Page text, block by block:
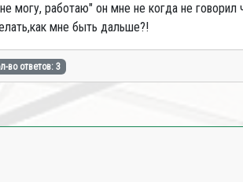
могу, работаю" он мне не когда не
мне быть дальше?!
во ответов: 3